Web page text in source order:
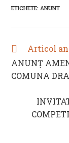
ETICHETE:ANUNT
READ
ARTICLES
Articol
ANUNȚ
COMUNA